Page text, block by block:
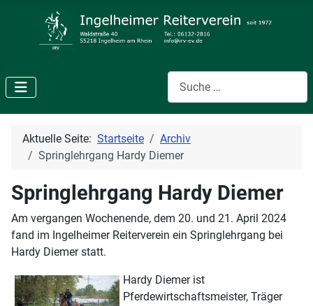
Suchen
Aktuelle Seite: Startseite
Archiv
Springlehrgang Hardy Diemer
Springlehrgang Hardy Diemer
Am vergangen Wochenende, dem 20. und 21. April 2024
fand im Ingelheimer Reiterverein ein Springlehrgang bei
Hardy Diemer statt.
Hardy Diemer ist
Pferdewirtschaftsmeister, Träger